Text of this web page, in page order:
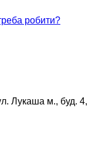
робити?
Лукаша м., буд. 4,